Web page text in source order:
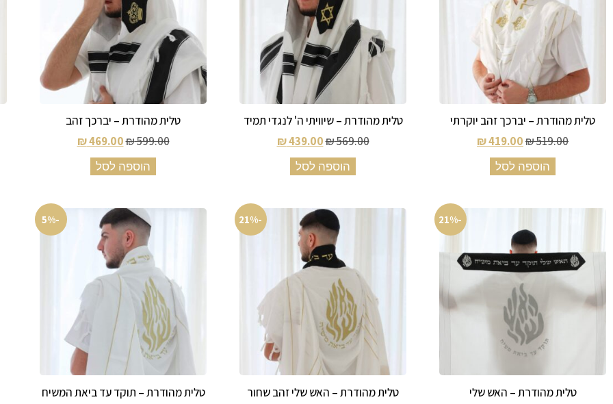
טלית מהודרת – יברכך זהב יוקרתי
₪519.00
₪419.00
הוספה לסל
טלית מהודרת – שיוויתי ה' לנגדי תמיד
₪569.00
₪439.00
הוספה לסל
טלית מהודרת – יברכך זהב
₪599.00
₪469.00
הוספה לסל
-21%
טלית מהודרת – האש שלי
-21%
טלית מהודרת – האש שלי זהב שחור
-5%
טלית מהודרת – תוקד עד ביאת המשיח